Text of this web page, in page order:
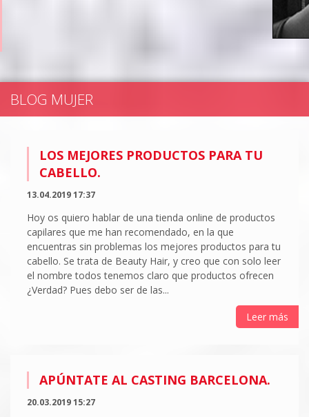
BLOG MUJER
LOS MEJORES PRODUCTOS PARA TU
CABELLO.
13.04.2019 17:37
Hoy os quiero hablar de una tienda online de productos
capilares que me han recomendado, en la que
encuentras sin problemas los mejores productos para tu
cabello. Se trata de Beauty Hair, y creo que con solo leer
el nombre todos tenemos claro que productos ofrecen
¿Verdad? Pues debo ser de las...
Leer más
APÚNTATE AL CASTING BARCELONA.
20.03.2019 15:27